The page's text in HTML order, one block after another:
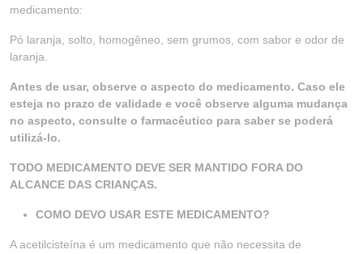
medicamento:
Pó laranja, solto, homogêneo, sem grumos, com sabor e odor de
laranja.
Antes de usar, observe o aspecto do medicamento. Caso ele
esteja no prazo de validade e você observe alguma mudança
no aspecto, consulte o farmacêutico para saber se poderá
utilizá-lo.
TODO MEDICAMENTO DEVE SER MANTIDO FORA DO
ALCANCE DAS CRIANÇAS.
COMO DEVO USAR ESTE MEDICAMENTO?
A acetilcisteína é um medicamento que não necessita de